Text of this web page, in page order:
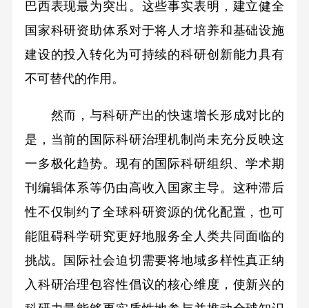
巴西表现最为突出。这些事实表明，建立健全
国家科研资助体系对于将人才培养和基础设施
建设的投入转化为可持续的科研创新能力具有
不可替代的作用。
然而，与科研产出的快速增长形成对比的
是，当前的国际科研治理机制尚未充分反映这
一多极化趋势。现有的国际科研组织、学术期
刊编辑体系等仍由高收入国家主导。这种滞后
性不仅制约了全球科研资源的优化配置，也可
能阻碍科学研究更好地服务全人类共同面临的
挑战。国际社会迫切需要将地域多样性真正纳
入科研治理包容性倡议的核心维度，使新兴的